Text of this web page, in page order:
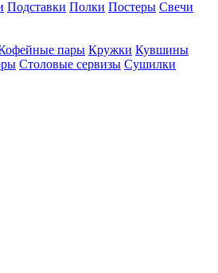
Подставки Полки Постеры Свечи
пары Кружки Кувшины
Столовые сервизы Сушилки